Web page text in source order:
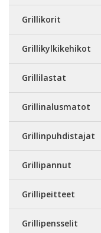
Grillikorit
Grillikylkikehikot
Grillilastat
Grillinalusmatot
Grillinpuhdistajat
Grillipannut
Grillipeitteet
Grillipensselit